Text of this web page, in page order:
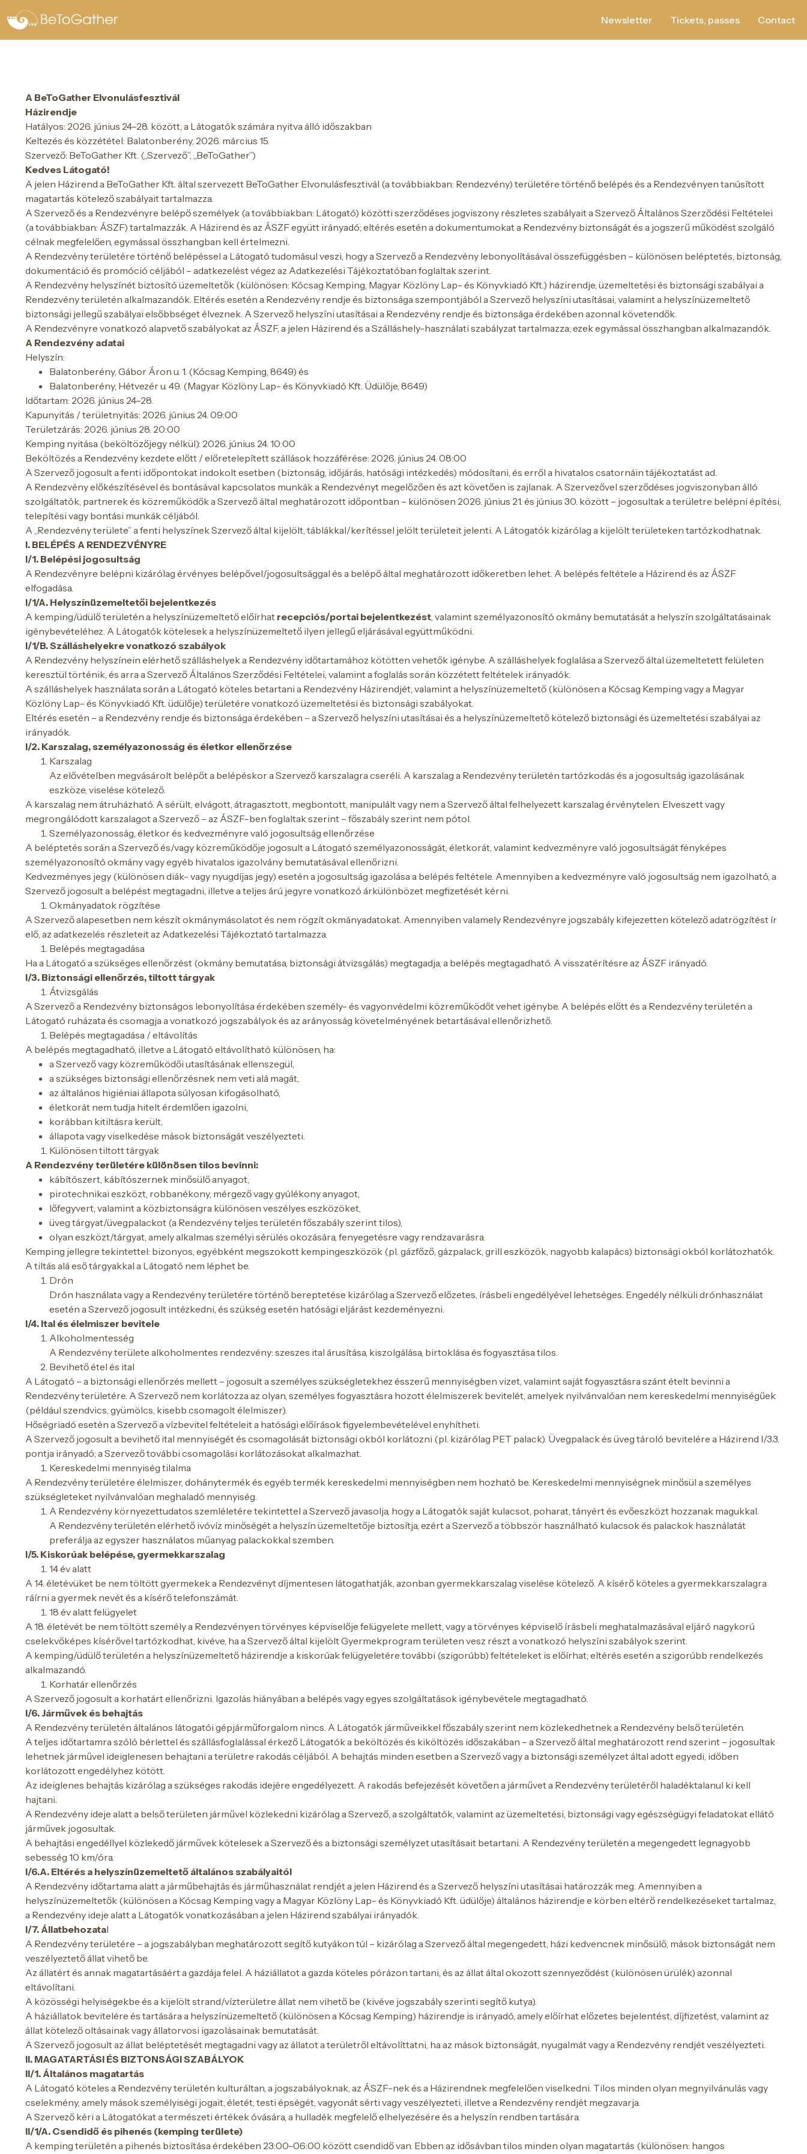
Newsletter Tickets, passes Contact
A BeToGather Elvonulásfesztivál
Házirendje
Hatályos: 2026. június 24–28. között, a Látogatók számára nyitva álló időszakban
Keltezés és közzététel: Balatonberény, 2026. március 15.
Szervező: BeToGather Kft. („Szervező”, „BeToGather”)
Kedves Látogató!
A jelen Házirend a BeToGather Kft. által szervezett BeToGather Elvonulásfesztivál (a továbbiakban: Rendezvény) területére történő belépés és a Rendezvényen tanúsított
magatartás kötelező szabályait tartalmazza.
A Szervező és a Rendezvényre belépő személyek (a továbbiakban: Látogató) közötti szerződéses jogviszony részletes szabályait a Szervező Általános Szerződési Feltételei
(a továbbiakban: ÁSZF) tartalmazzák. A Házirend és az ÁSZF együtt irányadó; eltérés esetén a dokumentumokat a Rendezvény biztonságát és a jogszerű működést szolgáló
célnak megfelelően, egymással összhangban kell értelmezni.
A Rendezvény területére történő belépéssel a Látogató tudomásul veszi, hogy a Szervező a Rendezvény lebonyolításával összefüggésben – különösen beléptetés, biztonság,
dokumentáció és promóció céljából – adatkezelést végez az Adatkezelési Tájékoztatóban foglaltak szerint.
A Rendezvény helyszínét biztosító üzemeltetők (különösen: Kócsag Kemping, Magyar Közlöny Lap- és Könyvkiadó Kft.) házirendje, üzemeltetési és biztonsági szabályai a
Rendezvény területén alkalmazandók. Eltérés esetén a Rendezvény rendje és biztonsága szempontjából a Szervező helyszíni utasításai, valamint a helyszínüzemeltető
biztonsági jellegű szabályai elsőbbséget élveznek. A Szervező helyszíni utasításai a Rendezvény rendje és biztonsága érdekében azonnal követendők.
A Rendezvényre vonatkozó alapvető szabályokat az ÁSZF, a jelen Házirend és a Szálláshely-használati szabályzat tartalmazza; ezek egymással összhangban alkalmazandók.
A Rendezvény adatai
Helyszín:
Balatonberény, Gábor Áron u. 1. (Kócsag Kemping, 8649) és
Balatonberény, Hétvezér u. 49. (Magyar Közlöny Lap- és Könyvkiadó Kft. Üdülője, 8649)
Időtartam: 2026. június 24–28.
Kapunyitás / területnyitás: 2026. június 24. 09:00
Területzárás: 2026. június 28. 20:00
Kemping nyitása (beköltözőjegy nélkül): 2026. június 24. 10:00
Beköltözés a Rendezvény kezdete előtt / előretelepített szállások hozzáférése: 2026. június 24. 08:00
A Szervező jogosult a fenti időpontokat indokolt esetben (biztonság, időjárás, hatósági intézkedés) módosítani, és erről a hivatalos csatornáin tájékoztatást ad.
A Rendezvény előkészítésével és bontásával kapcsolatos munkák a Rendezvényt megelőzően és azt követően is zajlanak. A Szervezővel szerződéses jogviszonyban álló
szolgáltatók, partnerek és közreműködők a Szervező által meghatározott időpontban – különösen 2026. június 21. és június 30. között – jogosultak a területre belépni építési,
telepítési vagy bontási munkák céljából.
A „Rendezvény területe” a fenti helyszínek Szervező által kijelölt, táblákkal/kerítéssel jelölt területeit jelenti. A Látogatók kizárólag a kijelölt területeken tartózkodhatnak.
I. BELÉPÉS A RENDEZVÉNYRE
I/1. Belépési jogosultság
A Rendezvényre belépni kizárólag érvényes belépővel/jogosultsággal és a belépő által meghatározott időkeretben lehet. A belépés feltétele a Házirend és az ÁSZF
elfogadása.
I/1/A. Helyszínüzemeltetői bejelentkezés
A kemping/üdülő területén a helyszínüzemeltető előírhat recepciós/portai bejelentkezést, valamint személyazonosító okmány bemutatását a helyszín szolgáltatásainak
igénybevételéhez. A Látogatók kötelesek a helyszínüzemeltető ilyen jellegű eljárásával együttműködni.
I/1/B. Szálláshelyekre vonatkozó szabályok
A Rendezvény helyszínein elérhető szálláshelyek a Rendezvény időtartamához kötötten vehetők igénybe. A szálláshelyek foglalása a Szervező által üzemeltetett felületen
keresztül történik, és arra a Szervező Általános Szerződési Feltételei, valamint a foglalás során közzétett feltételek irányadók.
A szálláshelyek használata során a Látogató köteles betartani a Rendezvény Házirendjét, valamint a helyszínüzemeltető (különösen a Kócsag Kemping vagy a Magyar
Közlöny Lap- és Könyvkiadó Kft. üdülője) területére vonatkozó üzemeltetési és biztonsági szabályokat.
Eltérés esetén – a Rendezvény rendje és biztonsága érdekében – a Szervező helyszíni utasításai és a helyszínüzemeltető kötelező biztonsági és üzemeltetési szabályai az
irányadók.
I/2. Karszalag, személyazonosság és életkor ellenőrzése
Karszalag
Az elővételben megvásárolt belépőt a belépéskor a Szervező karszalagra cseréli. A karszalag a Rendezvény területén tartózkodás és a jogosultság igazolásának
eszköze, viselése kötelező.
A karszalag nem átruházható. A sérült, elvágott, átragasztott, megbontott, manipulált vagy nem a Szervező által felhelyezett karszalag érvénytelen. Elveszett vagy
megrongálódott karszalagot a Szervező – az ÁSZF-ben foglaltak szerint – főszabály szerint nem pótol.
Személyazonosság, életkor és kedvezményre való jogosultság ellenőrzése
A beléptetés során a Szervező és/vagy közreműködője jogosult a Látogató személyazonosságát, életkorát, valamint kedvezményre való jogosultságát fényképes
személyazonosító okmány vagy egyéb hivatalos igazolvány bemutatásával ellenőrizni.
Kedvezményes jegy (különösen diák- vagy nyugdíjas jegy) esetén a jogosultság igazolása a belépés feltétele. Amennyiben a kedvezményre való jogosultság nem igazolható, a
Szervező jogosult a belépést megtagadni, illetve a teljes árú jegyre vonatkozó árkülönbözet megfizetését kérni.
Okmányadatok rögzítése
A Szervező alapesetben nem készít okmánymásolatot és nem rögzít okmányadatokat. Amennyiben valamely Rendezvényre jogszabály kifejezetten kötelező adatrögzítést ír
elő, az adatkezelés részleteit az Adatkezelési Tájékoztató tartalmazza.
Belépés megtagadása
Ha a Látogató a szükséges ellenőrzést (okmány bemutatása, biztonsági átvizsgálás) megtagadja, a belépés megtagadható. A visszatérítésre az ÁSZF irányadó.
I/3. Biztonsági ellenőrzés, tiltott tárgyak
Átvizsgálás
A Szervező a Rendezvény biztonságos lebonyolítása érdekében személy- és vagyonvédelmi közreműködőt vehet igénybe. A belépés előtt és a Rendezvény területén a
Látogató ruházata és csomagja a vonatkozó jogszabályok és az arányosság követelményének betartásával ellenőrizhető.
Belépés megtagadása / eltávolítás
A belépés megtagadható, illetve a Látogató eltávolítható különösen, ha:
a Szervező vagy közreműködői utasításának ellenszegül,
a szükséges biztonsági ellenőrzésnek nem veti alá magát,
az általános higiéniai állapota súlyosan kifogásolható,
életkorát nem tudja hitelt érdemlően igazolni,
korábban kitiltásra került,
állapota vagy viselkedése mások biztonságát veszélyezteti.
Különösen tiltott tárgyak
A Rendezvény területére különösen tilos bevinni:
kábítószert, kábítószernek minősülő anyagot,
pirotechnikai eszközt, robbanékony, mérgező vagy gyúlékony anyagot,
lőfegyvert, valamint a közbiztonságra különösen veszélyes eszközöket,
üveg tárgyat/üvegpalackot (a Rendezvény teljes területén főszabály szerint tilos),
olyan eszközt/tárgyat, amely alkalmas személyi sérülés okozására, fenyegetésre vagy rendzavarásra.
Kemping jellegre tekintettel: bizonyos, egyébként megszokott kempingeszközök (pl. gázfőző, gázpalack, grill eszközök, nagyobb kalapács) biztonsági okból korlátozhatók.
A tiltás alá eső tárgyakkal a Látogató nem léphet be.
Drón
Drón használata vagy a Rendezvény területére történő bereptetése kizárólag a Szervező előzetes, írásbeli engedélyével lehetséges. Engedély nélküli drónhasználat
esetén a Szervező jogosult intézkedni, és szükség esetén hatósági eljárást kezdeményezni.
I/4. Ital és élelmiszer bevitele
Alkoholmentesség
A Rendezvény területe alkoholmentes rendezvény: szeszes ital árusítása, kiszolgálása, birtoklása és fogyasztása tilos.
Bevihető étel és ital
A Látogató – a biztonsági ellenőrzés mellett – jogosult a személyes szükségletekhez ésszerű mennyiségben vizet, valamint saját fogyasztásra szánt ételt bevinni a
Rendezvény területére. A Szervező nem korlátozza az olyan, személyes fogyasztásra hozott élelmiszerek bevitelét, amelyek nyilvánvalóan nem kereskedelmi mennyiségűek
(például szendvics, gyümölcs, kisebb csomagolt élelmiszer).
Hőségriadó esetén a Szervező a vízbevitel feltételeit a hatósági előírások figyelembevételével enyhítheti.
A Szervező jogosult a bevihető ital mennyiségét és csomagolását biztonsági okból korlátozni (pl. kizárólag PET palack). Üvegpalack és üveg tároló bevitelére a Házirend I/3.3.
pontja irányadó; a Szervező további csomagolási korlátozásokat alkalmazhat.
Kereskedelmi mennyiség tilalma
A Rendezvény területére élelmiszer, dohánytermék és egyéb termék kereskedelmi mennyiségben nem hozható be. Kereskedelmi mennyiségnek minősül a személyes
szükségleteket nyilvánvalóan meghaladó mennyiség.
A Rendezvény környezettudatos szemléletére tekintettel a Szervező javasolja, hogy a Látogatók saját kulacsot, poharat, tányért és evőeszközt hozzanak magukkal.
A Rendezvény területén elérhető ivóvíz minőségét a helyszín üzemeltetője biztosítja, ezért a Szervező a többször használható kulacsok és palackok használatát
preferálja az egyszer használatos műanyag palackokkal szemben.
I/5. Kiskorúak belépése, gyermekkarszalag
14 év alatt
A 14. életévüket be nem töltött gyermekek a Rendezvényt díjmentesen látogathatják, azonban gyermekkarszalag viselése kötelező. A kísérő köteles a gyermekkarszalagra
ráírni a gyermek nevét és a kísérő telefonszámát.
18 év alatt felügyelet
A 18. életévét be nem töltött személy a Rendezvényen törvényes képviselője felügyelete mellett, vagy a törvényes képviselő írásbeli meghatalmazásával eljáró nagykorú
cselekvőképes kísérővel tartózkodhat, kivéve, ha a Szervező által kijelölt Gyermekprogram területen vesz részt a vonatkozó helyszíni szabályok szerint.
A kemping/üdülő területén a helyszínüzemeltető házirendje a kiskorúak felügyeletére további (szigorúbb) feltételeket is előírhat; eltérés esetén a szigorúbb rendelkezés
alkalmazandó.
Korhatár ellenőrzés
A Szervező jogosult a korhatárt ellenőrizni. Igazolás hiányában a belépés vagy egyes szolgáltatások igénybevétele megtagadható.
I/6. Járművek és behajtás
A Rendezvény területén általános látogatói gépjárműforgalom nincs. A Látogatók járműveikkel főszabály szerint nem közlekedhetnek a Rendezvény belső területén.
A teljes időtartamra szóló bérlettel és szállásfoglalással érkező Látogatók a beköltözés és kiköltözés időszakában – a Szervező által meghatározott rend szerint – jogosultak
lehetnek járművel ideiglenesen behajtani a területre rakodás céljából. A behajtás minden esetben a Szervező vagy a biztonsági személyzet által adott egyedi, időben
korlátozott engedélyhez kötött.
Az ideiglenes behajtás kizárólag a szükséges rakodás idejére engedélyezett. A rakodás befejezését követően a járművet a Rendezvény területéről haladéktalanul ki kell
hajtani.
A Rendezvény ideje alatt a belső területen járművel közlekedni kizárólag a Szervező, a szolgáltatók, valamint az üzemeltetési, biztonsági vagy egészségügyi feladatokat ellátó
járművek jogosultak.
A behajtási engedéllyel közlekedő járművek kötelesek a Szervező és a biztonsági személyzet utasításait betartani. A Rendezvény területén a megengedett legnagyobb
sebesség 10 km/óra.
I/6.A. Eltérés a helyszínüzemeltető általános szabályaitól
A Rendezvény időtartama alatt a járműbehajtás és járműhasználat rendjét a jelen Házirend és a Szervező helyszíni utasításai határozzák meg. Amennyiben a
helyszínüzemeltetők (különösen a Kócsag Kemping vagy a Magyar Közlöny Lap- és Könyvkiadó Kft. üdülője) általános házirendje e körben eltérő rendelkezéseket tartalmaz,
a Rendezvény ideje alatt a Látogatók vonatkozásában a jelen Házirend szabályai irányadók.
I/7. Állatbehozatal
A Rendezvény területére – a jogszabályban meghatározott segítő kutyákon túl – kizárólag a Szervező által megengedett, házi kedvencnek minősülő, mások biztonságát nem
veszélyeztető állat vihető be.
Az állatért és annak magatartásáért a gazdája felel. A háziállatot a gazda köteles pórázon tartani, és az állat által okozott szennyeződést (különösen ürülék) azonnal
eltávolítani.
A közösségi helyiségekbe és a kijelölt strand/vízterületre állat nem vihető be (kivéve jogszabály szerinti segítő kutya).
A háziállatok bevitelére és tartására a helyszínüzemeltető (különösen a Kócsag Kemping) házirendje is irányadó, amely előírhat előzetes bejelentést, díjfizetést, valamint az
állat kötelező oltásainak vagy állatorvosi igazolásainak bemutatását.
A Szervező jogosult az állat beléptetését megtagadni vagy az állatot a területről eltávolíttatni, ha az mások biztonságát, nyugalmát vagy a Rendezvény rendjét veszélyezteti.
II. MAGATARTÁSI ÉS BIZTONSÁGI SZABÁLYOK
II/1. Általános magatartás
A Látogató köteles a Rendezvény területén kulturáltan, a jogszabályoknak, az ÁSZF-nek és a Házirendnek megfelelően viselkedni. Tilos minden olyan megnyilvánulás vagy
cselekmény, amely mások személyiségi jogait, életét, testi épségét, vagyonát sérti vagy veszélyezteti, illetve a Rendezvény rendjét megzavarja.
A Szervező kéri a Látogatókat a természeti értékek óvására, a hulladék megfelelő elhelyezésére és a helyszín rendben tartására.
II/1/A. Csendidő és pihenés (kemping területe)
A kemping területén a pihenés biztosítása érdekében 23:00–06:00 között csendidő van. Ebben az idősávban tilos minden olyan magatartás (különösen: hangos